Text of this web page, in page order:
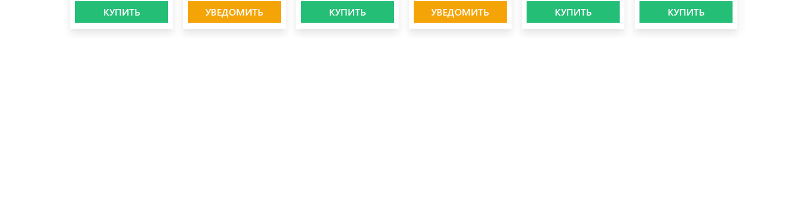
КУПИТЬ УВЕДОМИТЬ КУПИТЬ УВЕДОМИТЬ КУПИТЬ КУПИТЬ